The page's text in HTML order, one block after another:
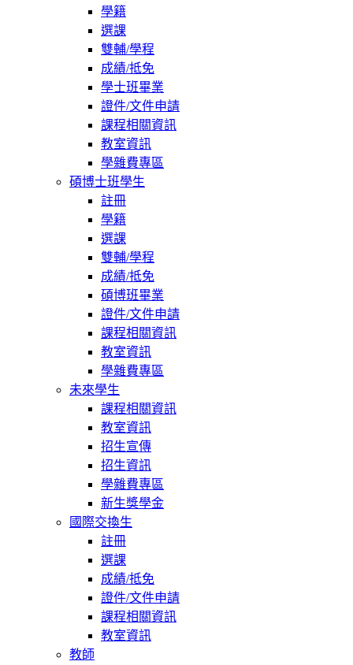
學籍
選課
雙輔/學程
成績/抵免
學士班畢業
證件/文件申請
課程相關資訊
教室資訊
學雜費專區
碩博士班學生
註冊
學籍
選課
雙輔/學程
成績/抵免
碩博班畢業
證件/文件申請
課程相關資訊
教室資訊
學雜費專區
未來學生
課程相關資訊
教室資訊
招生宣傳
招生資訊
學雜費專區
新生獎學金
國際交換生
註冊
選課
成績/抵免
證件/文件申請
課程相關資訊
教室資訊
教師